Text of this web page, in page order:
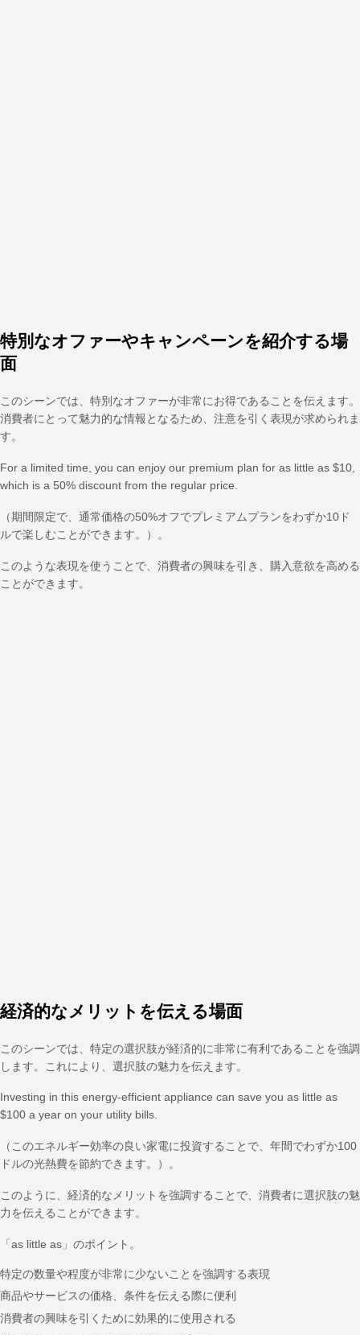
特別なオファーやキャンペーンを紹介する場
面
このシーンでは、特別なオファーが非常にお得であることを伝えます。
消費者にとって魅力的な情報となるため、注意を引く表現が求められま
す。
For a limited time, you can enjoy our premium plan for as little as $10,
which is a 50% discount from the regular price.
（期間限定で、通常価格の50%オフでプレミアムプランをわずか10ド
ルで楽しむことができます。）。
このような表現を使うことで、消費者の興味を引き、購入意欲を高める
ことができます。
経済的なメリットを伝える場面
このシーンでは、特定の選択肢が経済的に非常に有利であることを強調
します。これにより、選択肢の魅力を伝えます。
Investing in this energy-efficient appliance can save you as little as
$100 a year on your utility bills.
（このエネルギー効率の良い家電に投資することで、年間でわずか100
ドルの光熱費を節約できます。）。
このように、経済的なメリットを強調することで、消費者に選択肢の魅
力を伝えることができます。
「as little as」のポイント。
特定の数量や程度が非常に少ないことを強調する表現
商品やサービスの価格、条件を伝える際に便利
消費者の興味を引くために効果的に使用される